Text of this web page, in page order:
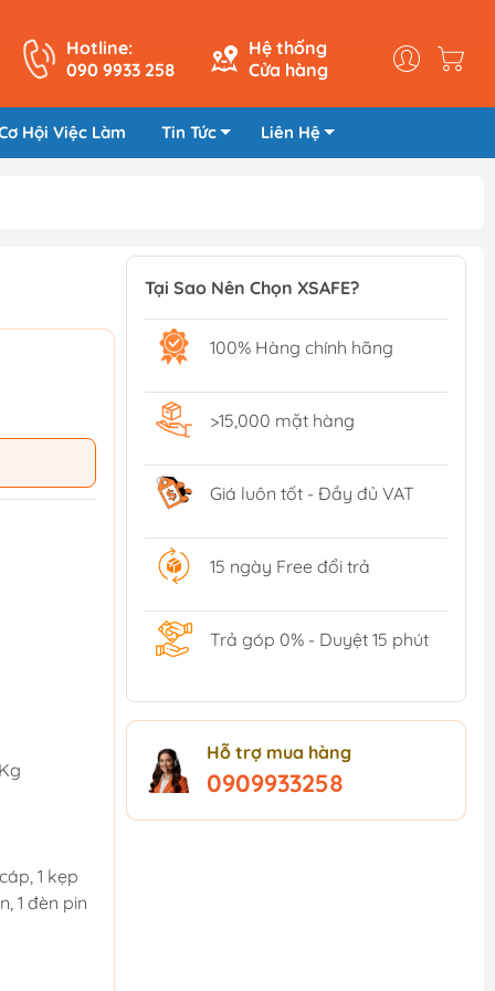
Hotline:
090 9933 258
Hệ thống
Cửa hàng
Hội Việc Làm Tin Tức Liên Hệ
1 kẹp
1 đèn pin
Tại Sao Nên Chọn XSAFE?
100% Hàng chính hãng
>15,000 mặt hàng
Giá luôn tốt - Đầy đủ VAT
15 ngày Free đổi trả
Trả góp 0% - Duyệt 15 phút
Hỗ trợ mua hàng
0909933258